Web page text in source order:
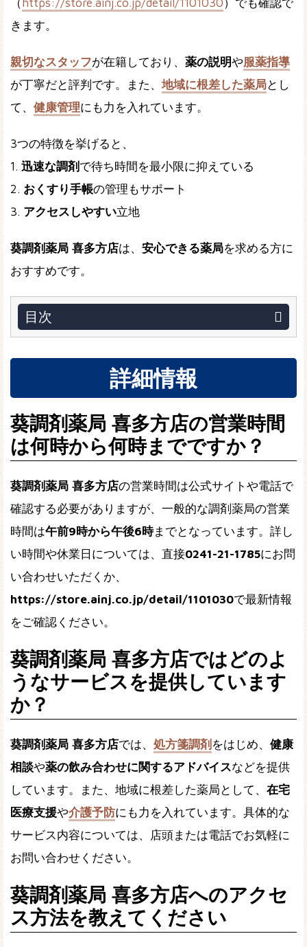
きます。
親切なスタッフが在籍しており、 薬の説明や服薬指導
が丁寧だと評判です。また、 地域に根差した薬局とし
て、 健康管理にも力を入れています。
3つの特徴を挙げると、
1. 迅速な調剤 で待ち時間を最小限に抑えている
2. おくすり手帳の管理もサポート
3. アクセスしやすい立地
葵調剤薬局 喜多方店は、 安心できる薬局を求める方に
おすすめです。
目次
詳細情報
葵調剤薬局 喜多方店の営業時間
は何時から何時までですか？
葵調剤薬局 喜多方店の営業時間は公式サイトや電話で
確認する必要がありますが、一般的な調剤薬局の営業
時間は午前9時から午後6時までとなっています。詳し
い時間や休業日については、直接0241-21-1785にお問
い合わせいただくか、
https://store.ainj.co.jp/detail/1101030で最新情報
をご確認ください。
葵調剤薬局 喜多方店ではどのよ
うなサービスを提供しています
か？
葵調剤薬局 喜多方店では、 処方箋調剤 をはじめ、 健康
相談や薬の飲み合わせに関するアドバイスなどを提供
しています。また、地域に根差した薬局として、 在宅
医療支援や介護予防にも力を入れています。具体的な
サービス内容については、店頭または電話でお気軽に
お問い合わせください。
葵調剤薬局 喜多方店へのアクセ
ス方法を教えてください